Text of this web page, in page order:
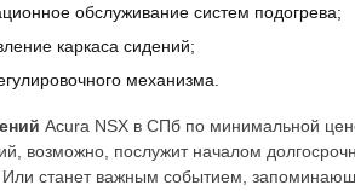
обслуживание систем подогрева;
каркаса сидений;
механизма.
Acura NSX в СПб по минимальной
возможно, послужит началом
Или станет важным событием,